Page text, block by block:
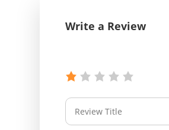
Write a Review